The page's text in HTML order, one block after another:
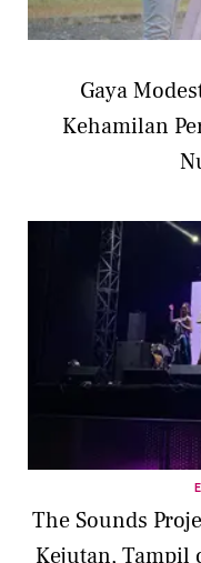
Gaya
Kehamilan
The Sounds
Kejutan, Tampil